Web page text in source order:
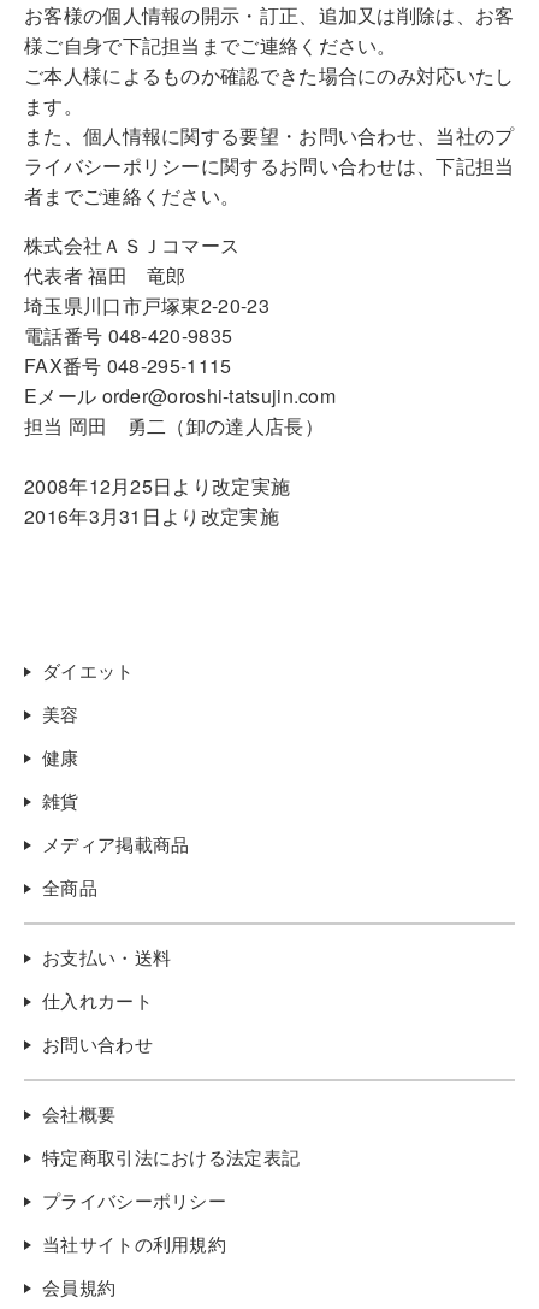
お客様の個人情報の開示・訂正、追加又は削除は、お客
様ご自身で下記担当までご連絡ください。
ご本人様によるものか確認できた場合にのみ対応いたし
ます。
また、個人情報に関する要望・お問い合わせ、当社のプ
ライバシーポリシーに関するお問い合わせは、下記担当
者までご連絡ください。
株式会社ＡＳＪコマース
代表者 福田 竜郎
埼玉県川口市戸塚東2-20-23
電話番号 048-420-9835
FAX番号 048-295-1115
Eメール order@oroshi-tatsujin.com
担当 岡田 勇二（卸の達人店長）
2008年12月25日より改定実施
2016年3月31日より改定実施
ダイエット
美容
健康
雑貨
メディア掲載商品
全商品
お支払い・送料
仕入れカート
お問い合わせ
会社概要
特定商取引法における法定表記
プライバシーポリシー
当社サイトの利用規約
会員規約